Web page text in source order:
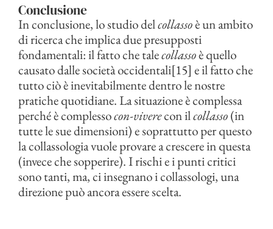
Conclusione
In conclusione, lo studio delcollassoè un ambito
di ricerca che implica due presupposti
fondamentali: il fatto che talecollassoè quello
causato dalle società occidentali[15] e il fatto che
tutto ciò è inevitabilmente dentro le nostre
pratiche quotidiane. La situazione è complessa
perché è complessocon-viverecon ilcollasso(in
tutte le sue dimensioni) e soprattutto per questo
la collassologia vuole provare a crescere in questa
(invece che sopperire). I rischi e i punti critici
sono tanti, ma, ci insegnano i collassologi, una
direzione può ancora essere scelta.